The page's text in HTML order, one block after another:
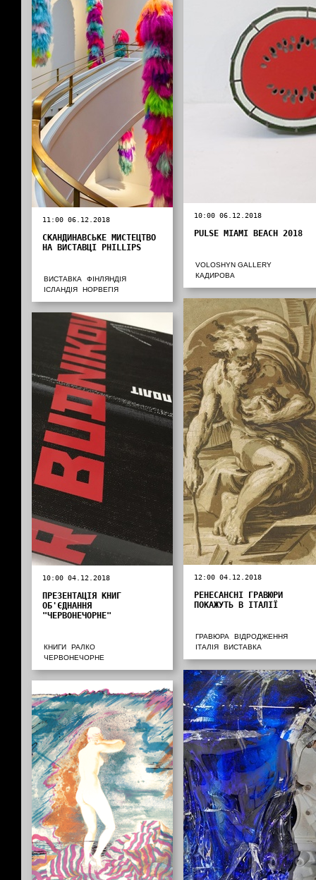
11:00 06.12.2018
СКАНДИНАВСЬКЕ МИСТЕЦТВО
НА ВИСТАВЦІ PHILLIPS
ВИСТАВКА
ФІНЛЯНДІЯ
ІСЛАНДІЯ
НОРВЕГІЯ
10:00 06.12.2018
PULSE MIAMI BEACH 2018
VOLOSHYN GALLERY
КАДИРОВА
12:00 04.12.2018
РЕНЕСАНСНІ ГРАВЮРИ
ПОКАЖУТЬ В ІТАЛІЇ
ГРАВЮРА
ВІДРОДЖЕННЯ
ІТАЛІЯ
ВИСТАВКА
10:00 04.12.2018
ПРЕЗЕНТАЦІЯ КНИГ
ОБ'ЄДНАННЯ
"ЧЕРВОНЕЧОРНЕ"
КНИГИ
РАЛКО
ЧЕРВОНЕЧОРНЕ